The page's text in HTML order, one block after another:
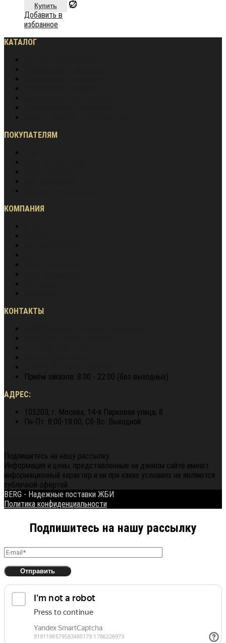
Купить
Добавить в
избранное
КАТАЛОГ
ПОКУПАТЕЛЯМ
КОМПАНИЯ
КОНТАКТЫ
Приём заказов: 8.00 - 22.00 (без выходных)
АДРЕС:
105203, г. Москва, 14-я Парковая улица, 8
Пн-Пт: 8:00-18:00, Сб-Вс: Выходной
Подпишитесь на нашу рассылку
Информация и цены, представленные на данном сайте имеют
информационный характер и ни при каких условиях не являются
публичной офертой.
BERG - Надежные поставки ЖБИ
Политика конфиденциальности
Подпишитесь на нашу рассылку